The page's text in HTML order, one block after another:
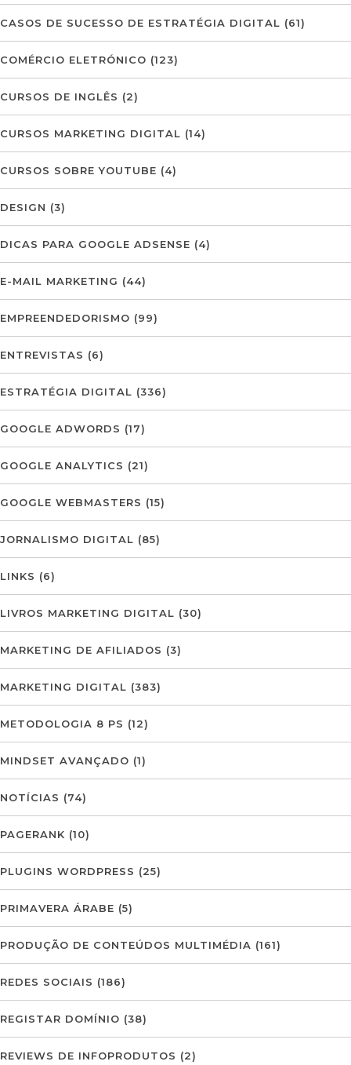
CASOS DE SUCESSO DE ESTRATÉGIA DIGITAL (61)
COMÉRCIO ELETRÓNICO (123)
CURSOS DE INGLÊS (2)
CURSOS MARKETING DIGITAL (14)
CURSOS SOBRE YOUTUBE (4)
DESIGN (3)
DICAS PARA GOOGLE ADSENSE (4)
E-MAIL MARKETING (44)
EMPREENDEDORISMO (99)
ENTREVISTAS (6)
ESTRATÉGIA DIGITAL (336)
GOOGLE ADWORDS (17)
GOOGLE ANALYTICS (21)
GOOGLE WEBMASTERS (15)
JORNALISMO DIGITAL (85)
LINKS (6)
LIVROS MARKETING DIGITAL (30)
MARKETING DE AFILIADOS (3)
MARKETING DIGITAL (383)
METODOLOGIA 8 PS (12)
MINDSET AVANÇADO (1)
NOTÍCIAS (74)
PAGERANK (10)
PLUGINS WORDPRESS (25)
PRIMAVERA ÁRABE (5)
PRODUÇÃO DE CONTEÚDOS MULTIMÉDIA (161)
REDES SOCIAIS (186)
REGISTAR DOMÍNIO (38)
REVIEWS DE INFOPRODUTOS (2)